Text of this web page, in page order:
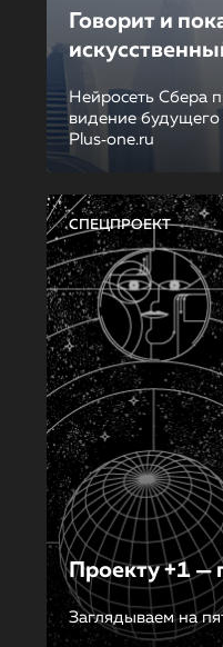
Говорит и
Нейросеть Сбера
видение
Plus‑one.ru
СПЕЦПРОЕКТ
Проекту +1 —
Заглядываем на